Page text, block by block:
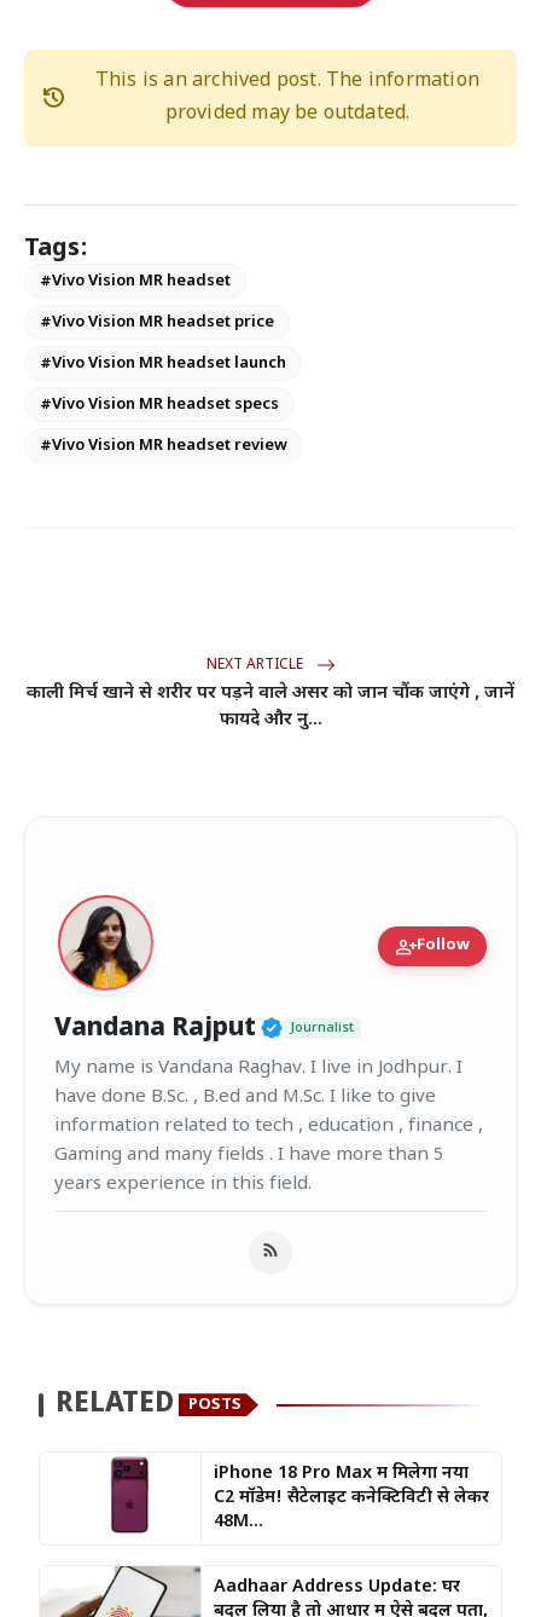
history
This is an archived post. The information
provided may be outdated.
Tags:
#Vivo Vision MR headset
#Vivo Vision MR headset price
#Vivo Vision MR headset launch
#Vivo Vision MR headset specs
#Vivo Vision MR headset review
NEXT ARTICLE
काली मिर्च खाने से शरीर पर पड़ने वाले असर को जान चौंक जाएंगे , जानें
फायदे और नु...
person_addFollow
Vandana Rajput Verified Public
Journalist
My name is Vandana Raghav. I live in Jodhpur. I
have done B.Sc. , B.ed and M.Sc. I like to give
information related to tech , education , finance ,
Gaming and many fields . I have more than 5
years experience in this field.
RELATED POSTS
iPhone 18 Pro Max में मिलेगा नया
C2 मॉडेम! सैटेलाइट कनेक्टिविटी से लेकर
48M...
Aadhaar Address Update: घर
बदल लिया है तो आधार में ऐसे बदलें पता,